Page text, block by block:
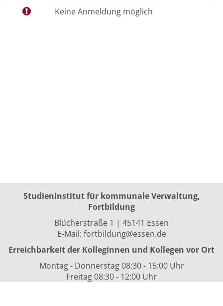
Keine Anmeldung möglich
Studieninstitut für kommunale Verwaltung,
Fortbildung
Blücherstraße 1 | 45141 Essen
E-Mail: fortbildung@essen.de
Erreichbarkeit der Kolleginnen und Kollegen vor Ort
Montag - Donnerstag 08:30 - 15:00 Uhr
Freitag 08:30 - 12:00 Uhr